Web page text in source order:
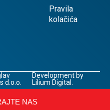
Pravila
kolačića
d.o.o.
Development by
Lilium Digital.
NAS